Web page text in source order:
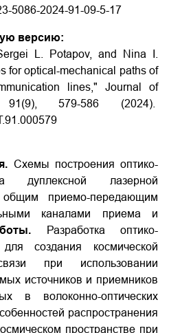
5086-2024-91-09-5-17
версию:
L. Potapov, and Nina I.
for optical-mechanical paths of
lines," Journal of
91(9), 579-586 (2024).
Схемы построения оптико-
дуплексной лазерной
приемо-передающим
каналами приема и
Разработка оптико-
для создания космической
при использовании
источников и приемников
в волоконно-оптических
распространения
пространстве при